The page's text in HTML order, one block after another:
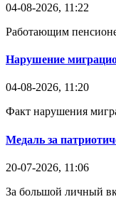
04-08-2026, 11:22
Работающим
Нарушение
04-08-2026, 11:20
Факт нарушения
Медаль за
20-07-2026, 11:06
За большой личный